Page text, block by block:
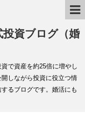
資ブログ（婚
で資産を約25倍に増やし
しながら投資に役立つ情
るブログです。婚活にも